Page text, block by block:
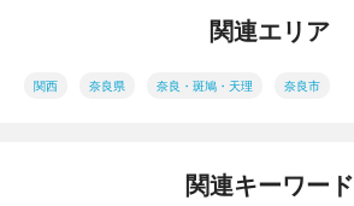
関連エリア
関西 奈良県 奈良・斑鳩・天理 奈良市
関連キーワード